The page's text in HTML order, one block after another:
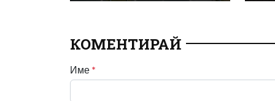
КОМЕНТИРАЙ
Име *